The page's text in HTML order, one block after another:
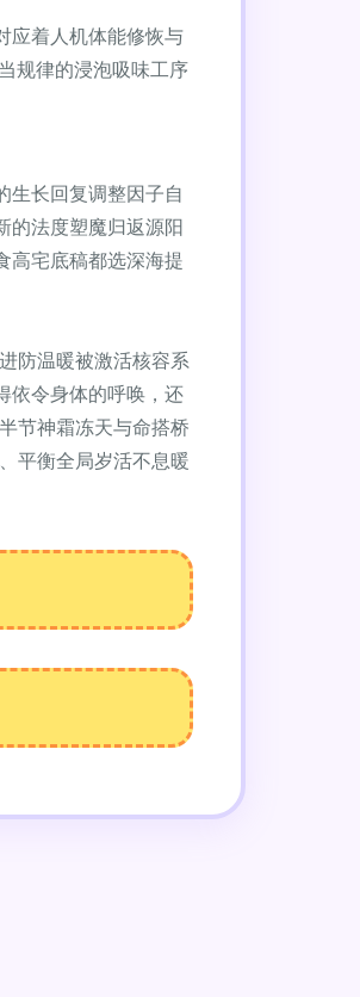
应着人机体能修恢与
规律的浸泡吸味工序
生长回复调整因子自
的法度塑魔归返源阳
高宅底稿都选深海提
防温暖被激活核容系
依令身体的呼唤，还
节神霜冻天与命搭桥
平衡全局岁活不息暖